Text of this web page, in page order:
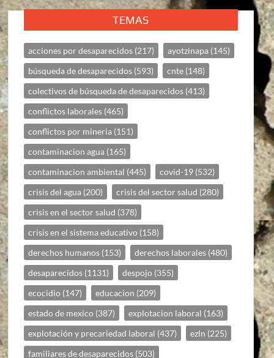
TEMAS
acciones por desaparecidos (217) ayotzinapa (145)
búsqueda de desaparecidos (593) cnte (148)
colectivos de búsqueda de desaparecidos (413)
conflictos laborales (465)
conflictos por mineria (151)
contaminacion agua (165)
contaminacion ambiental (445) covid-19 (532)
crisis del agua (200) crisis del sector salud (280)
crisis en el sector salud (378)
crisis en el sistema educativo (158)
derechos humanos (153) derechos laborales (480)
desaparecidos (1131) despojo (355)
ecocidio (147) educacion (209)
estado de mexico (387) explotacion laboral (163)
explotación y precariedad laboral (437) ezln (225)
familiares de desaparecidos (503)